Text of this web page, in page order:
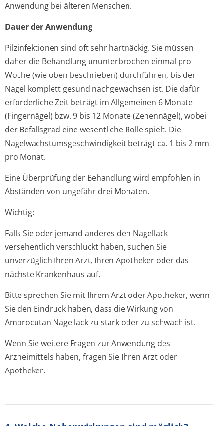
Anwendung bei älteren Menschen.
Dauer der Anwendung
Pilzinfektionen sind oft sehr hartnäckig. Sie müssen
daher die Behandlung ununterbrochen einmal pro
Woche (wie oben beschrieben) durchführen, bis der
Nagel komplett gesund nachgewachsen ist. Die dafür
erforderliche Zeit beträgt im Allgemeinen 6 Monate
(Fingernägel) bzw. 9 bis 12 Monate (Zehennägel), wobei
der Befallsgrad eine wesentliche Rolle spielt. Die
Nagelwachstum­sgeschwindigke­it beträgt ca. 1 bis 2 mm
pro Monat.
Eine Überprüfung der Behandlung wird empfohlen in
Abständen von ungefähr drei Monaten.
Wichtig:
Falls Sie oder jemand anderes den Nagellack
versehentlich verschluckt haben, suchen Sie
unverzüglich Ihren Arzt, Ihren Apotheker oder das
nächste Krankenhaus auf.
Bitte sprechen Sie mit Ihrem Arzt oder Apotheker, wenn
Sie den Eindruck haben, dass die Wirkung von
Amorocutan Nagellack zu stark oder zu schwach ist.
Wenn Sie weitere Fragen zur Anwendung des
Arzneimittels haben, fragen Sie Ihren Arzt oder
Apotheker.